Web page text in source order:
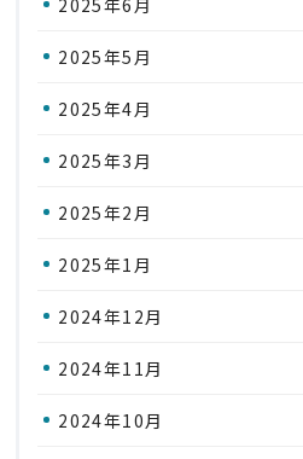
2025年6月
2025年5月
2025年4月
2025年3月
2025年2月
2025年1月
2024年12月
2024年11月
2024年10月